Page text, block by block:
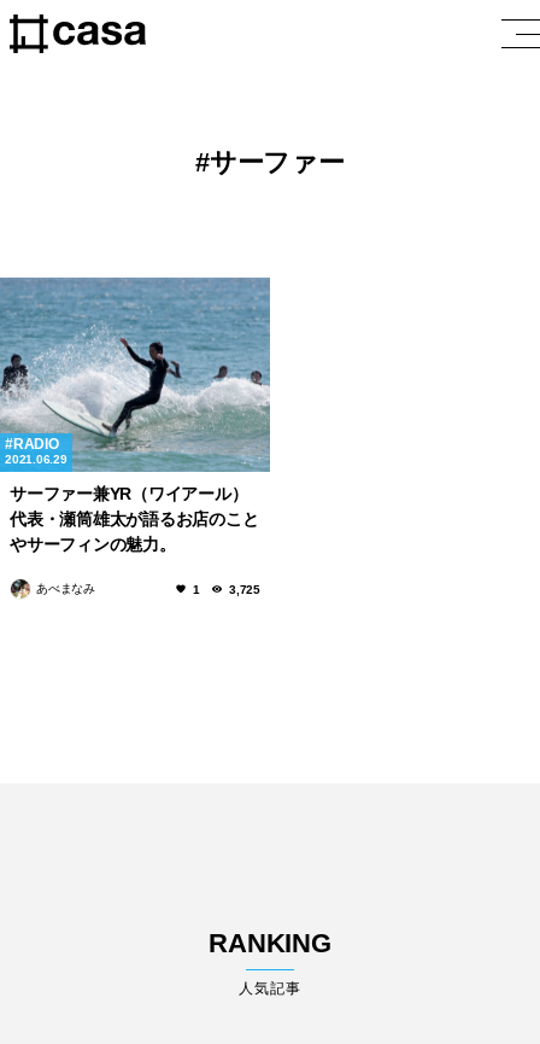
サーファー
RADIO
2021.06.29
サーファー兼YR（ワイアール）
代表・瀬筒雄太が語るお店のこと
やサーフィンの魅力。
あべまなみ 1 3,725
RANKING
人気記事